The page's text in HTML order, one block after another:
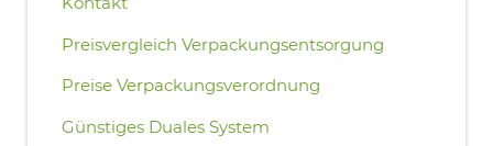
Preisvergleich Verpackungsentsorgung
Preise Verpackungsverordnung
Günstiges Duales System